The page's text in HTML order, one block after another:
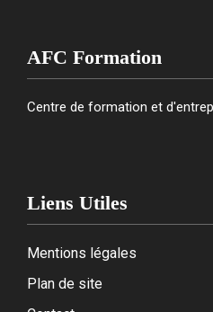
AFC Formation
Centre de formation et
Liens Utiles
Mentions légales
Plan de site